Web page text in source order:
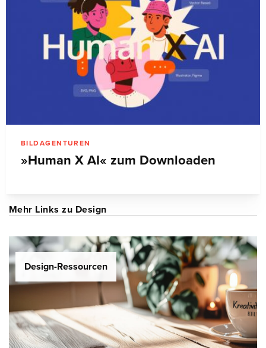
BILDAGENTUREN
»Human X AI« zum Downloaden
Mehr Links zu Design
Design-Ressourcen